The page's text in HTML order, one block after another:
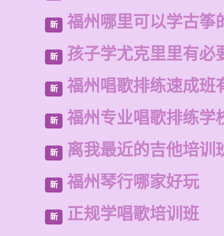
新 福州哪里可以学古筝
新 孩子学尤克里里有必
新 福州唱歌排练速成班
新 福州专业唱歌排练学
新 离我最近的吉他培训
新 福州琴行哪家好玩
新 正规学唱歌培训班